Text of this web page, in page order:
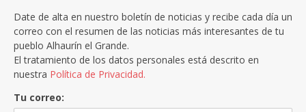
Date de alta en nuestro boletín de noticias y recibe cada día un
correo con el resumen de las noticias más interesantes de tu
pueblo Alhaurín el Grande.
El tratamiento de los datos personales está descrito en
nuestra Política de Privacidad.
Tu correo: